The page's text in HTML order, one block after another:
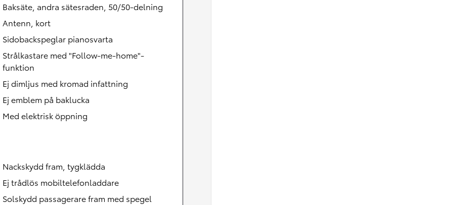
Baksäte, andra sätesraden, 50/50-delning
Antenn, kort
Sidobackspeglar pianosvarta
Strålkastare med "Follow-me-home"-
funktion
Ej dimljus med kromad infattning
Ej emblem på baklucka
Med elektrisk öppning
Nackskydd fram, tygklädda
Ej trådlös mobiltelefonladdare
Solskydd passagerare fram med spegel